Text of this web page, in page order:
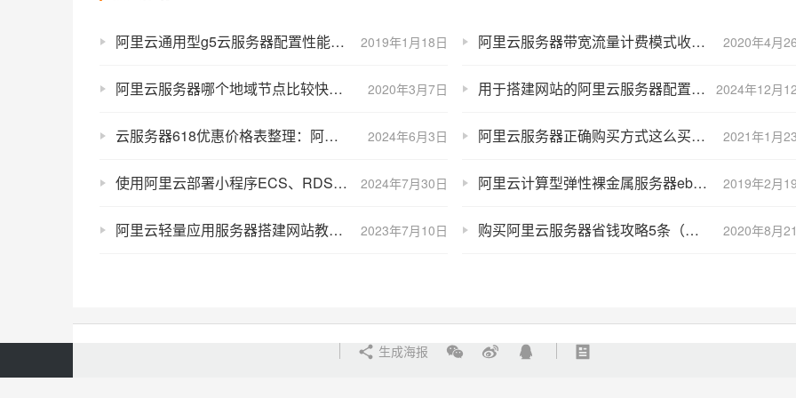
生成海报
2019年1月18日
阿里云通用型g5云服务器配置性能详解及官方报价 2020年4月
阿里云服务器带宽流量计费模式收费标准价格表
2020年3月7日
阿里云服务器哪个地域节点比较快？地域测速工具了解一下 2024年12月
用于搭建网站的阿里云服务器配置如何选择？建站服务器配置推荐
2024年6月3日
云服务器618优惠价格表整理：阿里云/京东云/腾讯云费用明细表 2021年1月
阿里云服务器正确购买方式这么买省一半的价钱！
2024年7月30日
使用阿里云部署小程序ECS、RDS、SSL和DNS费用414元一年 2019年2月
阿里云计算型弹性裸金属服务器ebmc4云服务器配置性能及优惠价格
2023年7月10日
阿里云轻量应用服务器搭建网站教程（新手建站） 2020年8月
购买阿里云服务器省钱攻略5条（买前必看）